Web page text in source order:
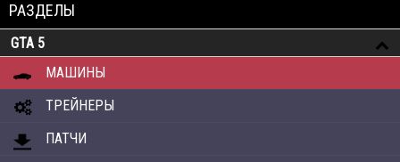
РАЗДЕЛЫ
GTA 5
МАШИНЫ
ТРЕЙНЕРЫ
ПАТЧИ